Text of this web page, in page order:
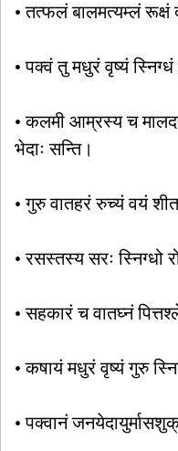
• तत्फलं बालमत्यम्लं रूक्षं
• पक्वं तु मधुरं वृष्यं
• कलमी आम्रस्य च
भेदाः सन्ति।
• गुरु वातहरं रुच्यं वयं
• रसस्तस्य सरः स्निग्धो
• सहकारं च वातघ्नं
• कषायं मधुरं वृष्यं गुरु
• पक्वानं